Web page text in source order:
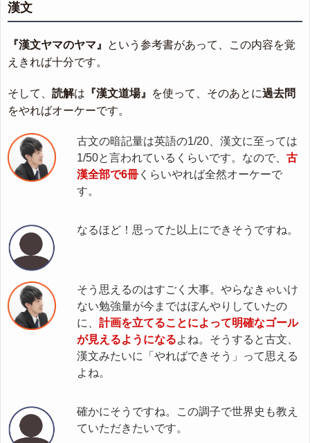
漢文
『漢文ヤマのヤマ』
という参考書があって、この内容を覚
えきれば十分です。
そして、 読解は 『漢文道場』 を使って、そのあとに過去問
をやればオーケーです。
古文の暗記量は英語の1/20、漢文に至っては
1/50と言われているくらいです。なので、 古
漢全部で6冊 くらいやれば全然オーケーで
す。
なるほど！思ってた以上にできそうですね。
そう思えるのはすごく大事。やらなきゃいけ
ない勉強量が今まではぼんやりしていたの
に、 計画を立てることによって明確なゴール
が見えるようになるよね。そうすると古文、
漢文みたいに「やればできそう」って思える
よね。
確かにそうですね。この調子で世界史も教え
ていただきたいです。